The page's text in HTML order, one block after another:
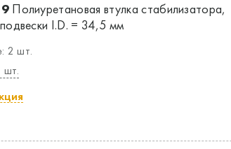
Полиуретановая втулка стабилизатора,
I.D. = 34,5 мм
2 шт.
шт.